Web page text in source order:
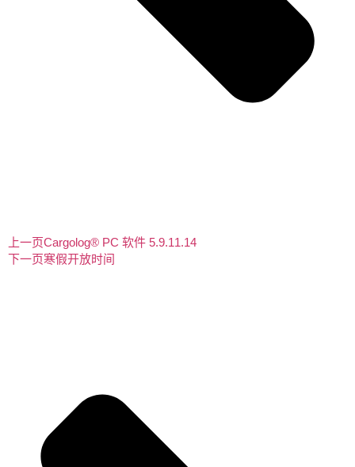
上一页Cargolog® PC 软件 5.9.11.14
下一页寒假开放时间